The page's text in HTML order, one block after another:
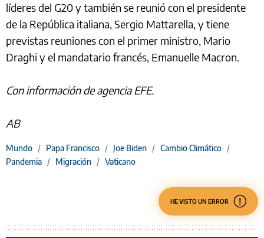
líderes del G20 y también se reunió con el presidente
de la República italiana, Sergio Mattarella, y tiene
previstas reuniones con el primer ministro, Mario
Draghi y el mandatario francés, Emanuelle Macron.
Con información de agencia EFE.
AB
Mundo / Papa Francisco / Joe Biden / Cambio Climático /
Pandemia / Migración / Vaticano
HE VISTO UN ERROR